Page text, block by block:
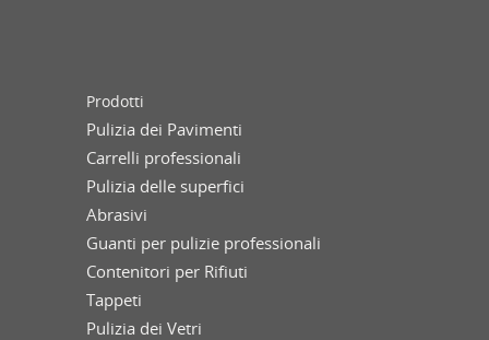
Prodotti
Pulizia dei Pavimenti
Carrelli professionali
Pulizia delle superfici
Abrasivi
Guanti per pulizie professionali
Contenitori per Rifiuti
Tappeti
Pulizia dei Vetri